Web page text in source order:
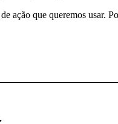
ação que queremos usar.